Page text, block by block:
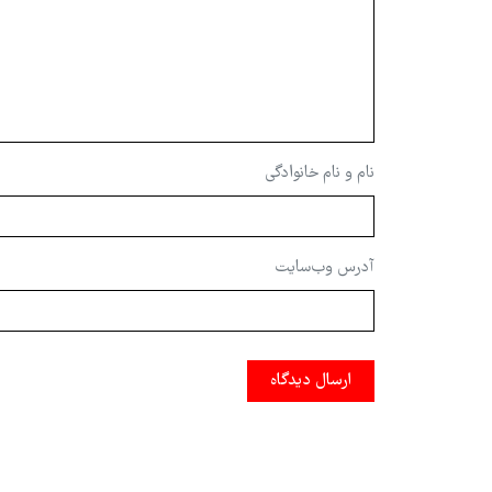
نام و نام خانوادگی
آدرس وب‌سایت
ارسال دیدگاه